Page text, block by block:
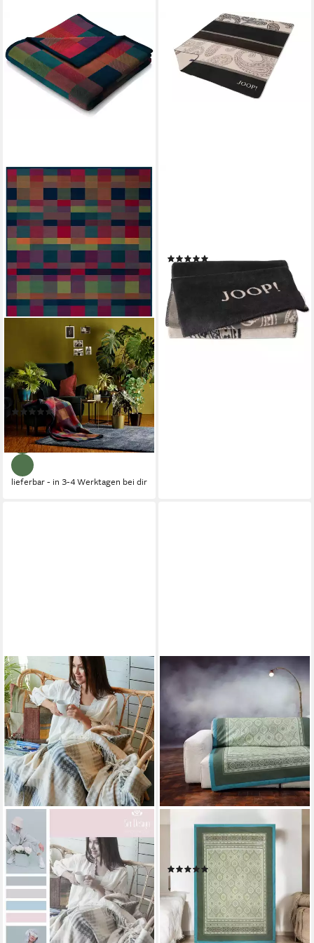
Wohndecke Color Squares
blue, blau-bunt karierte Decke
in 150x200, Baumwoll-Mix,
Made in Germany
(10)
54,90 €
lieferbar - in 3-4 Werktagen bei dir
(1)
94,90 € 109,00 €
-13%
lieferbar - in 3-4 Werktagen bei dir
BASSETTI
Plaid Plaid Hanbury V1 135 x
190 cm, Bassetti
(1)
149,00 €
lieferbar - in 4-5 Werktagen bei dir